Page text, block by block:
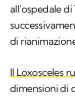
all'ospedale di
di
Il Loxosceles
dimensioni di